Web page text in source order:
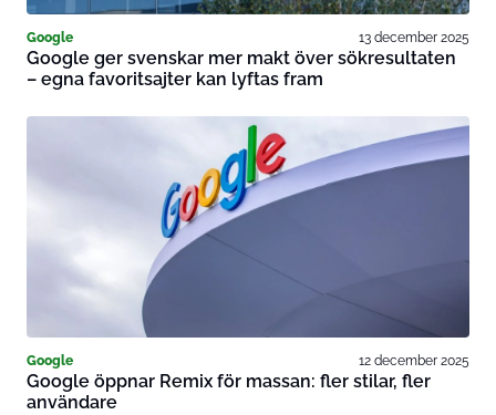
Google 13 december 2025
Google ger svenskar mer makt över sökresultaten
– egna favoritsajter kan lyftas fram
Google 12 december 2025
Google öppnar Remix för massan: fler stilar, fler
användare